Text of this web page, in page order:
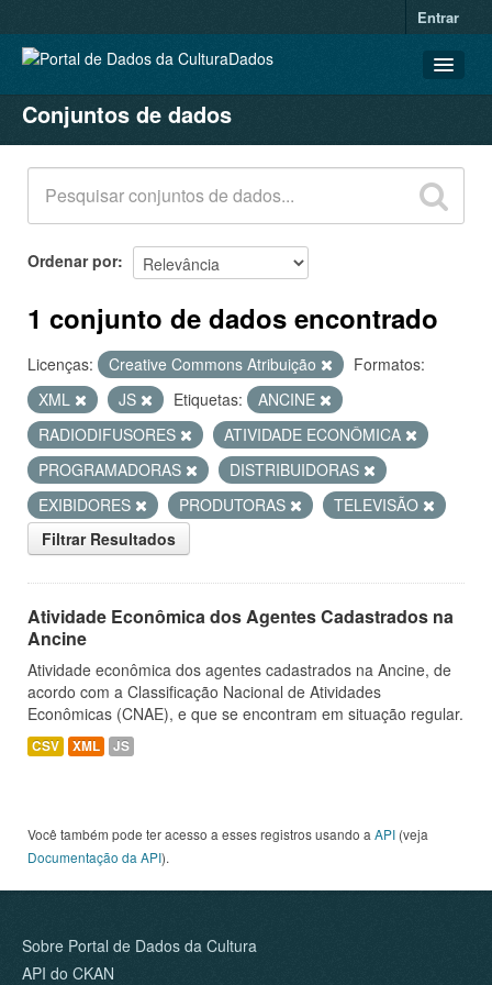
Entrar
CONJUNTOS DE DADOS
ORGANIZAÇÕES
GRUPOS
SOBRE
Conjuntos de dados
Ordenar por
1 conjunto de dados encontrado
Licenças: Creative Commons Atribuição
Formatos:
XML
JS Etiquetas:
ANCINE
RADIODIFUSORES
ATIVIDADE ECONÔMICA
PROGRAMADORAS
DISTRIBUIDORAS
EXIBIDORES
PRODUTORAS
TELEVISÃO
Filtrar Resultados
Atividade Econômica dos Agentes Cadastrados na
Ancine
Atividade econômica dos agentes cadastrados na Ancine, de
acordo com a Classificação Nacional de Atividades
Econômicas (CNAE), e que se encontram em situação regular.
CSV XML JS
Você também pode ter acesso a esses registros usando a API (veja
Documentação da API).
Sobre Portal de Dados da Cultura
API do CKAN